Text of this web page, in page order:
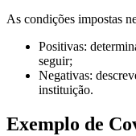
As condições impostas
Positivas:
seguir;
Negativas:
instituição.
Exemplo de